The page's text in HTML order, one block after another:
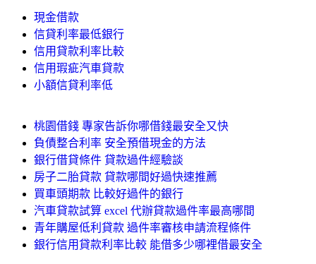
現金借款
信貸利率最低銀行
信用貸款利率比較
信用瑕疵汽車貸款
小額信貸利率低
桃園借錢 專家告訴你哪借錢最安全又快
負債整合利率 安全預借現金的方法
銀行借貸條件 貸款過件經驗談
房子二胎貸款 貸款哪間好過快速推薦
買車頭期款 比較好過件的銀行
汽車貸款試算 excel 代辦貸款過件率最高哪間
青年購屋低利貸款 過件率審核申請流程條件
銀行信用貸款利率比較 能借多少哪裡借最安全